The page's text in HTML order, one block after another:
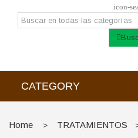
icon-
CATEGORY
Home > TRATAMIENTOS